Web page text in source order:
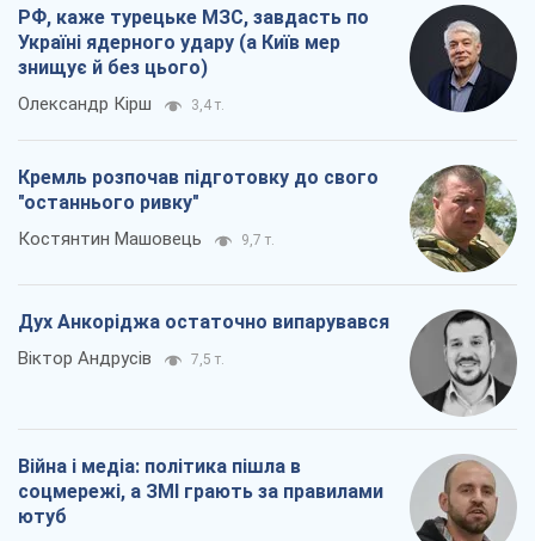
РФ, каже турецьке МЗС, завдасть по
Україні ядерного удару (а Київ мер
знищує й без цього)
Олександр Кірш 3,4 т.
Кремль розпочав підготовку до свого
"останнього ривку"
Костянтин Машовець 9,7 т.
Дух Анкоріджа остаточно випарувався
Віктор Андрусів 7,5 т.
Війна і медіа: політика пішла в
соцмережі, а ЗМІ грають за правилами
ютуб